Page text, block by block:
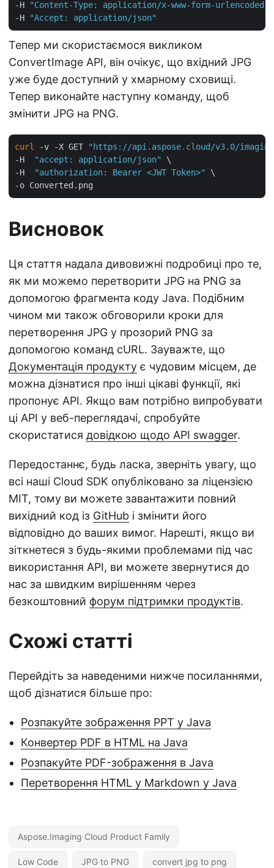
-H "Content-Type: application/x-www-form-urlencoded"
-H
"Accept: application/json"
Тепер ми скористаємося викликом
ConvertImage API, він очікує, що вхідний JPG
уже буде доступний у хмарному сховищі.
Тепер виконайте наступну команду, щоб
змінити JPG на PNG.
curl -v -X GET
"https://api.aspose.cloud/v3.0/
-H
"accept: application/json"
\
-H
"authorization: Bearer <JWT Token>"
\
Висновок
Ця стаття надала дивовижні подробиці про те,
як ми можемо перетворити JPG на PNG за
допомогою фрагмента коду Java. Подібним
чином ми також обговорили кроки для
перетворення JPG у прозорий PNG за
допомогою команд cURL. Зауважте, що
Документація продукту є чудовим місцем, де
можна дізнатися про інші цікаві функції, які
пропонує API. Якщо вам потрібно випробувати
ці API у веб-переглядачі, спробуйте
скористатися довідкою щодо API swagger.
Передостаннє, будь ласка, зверніть увагу, що
всі наші Cloud SDK опубліковано за ліцензією
MIT, тому ви можете завантажити повний
вихідний код із GitHub і змінити його
відповідно до ваших вимог. Нарешті, якщо ви
зіткнетеся з будь-якими проблемами під час
використання API, ви можете звернутися до
нас за швидким вирішенням через
безкоштовний форум підтримки продуктів.
Схожі статті
Перейдіть за наведеними нижче посиланнями,
щоб дізнатися більше про:
Розпакуйте зображення PPT у Java
Конвертер PDF в HTML на Java
Розпакуйте PDF-зображення в Java
Перетворення HTML у Markdown у Java
Aspose.Imaging Cloud Product Family
Low Code JPG to PNG convert jpg to png